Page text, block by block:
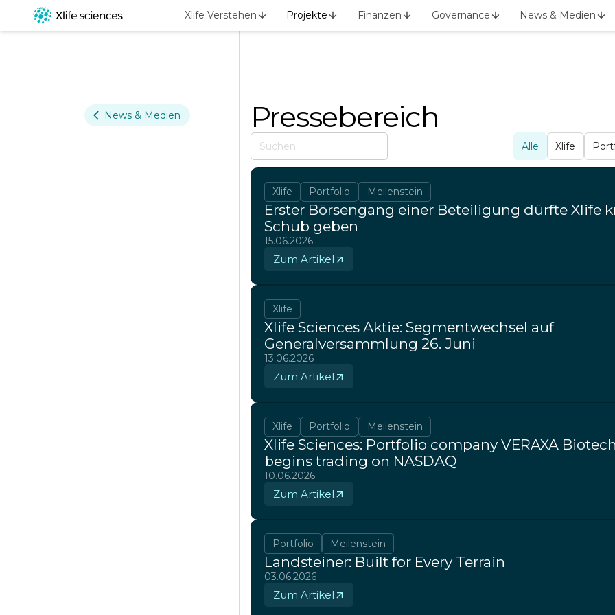
Xlife Verstehen Projekte Finanzen Governance News & Medien
News & Medien Pressebereich
Alle Xlife
Xlife Portfolio Meilenstein
Erster Börsengang einer Beteiligung dürfte Xlife
Schub geben
15.06.2026
Zum Artikel
Xlife
Xlife Sciences Aktie: Segmentwechsel auf
Generalversammlung 26. Juni
13.06.2026
Zum Artikel
Xlife Portfolio Meilenstein
Xlife Sciences: Portfolio company VERAXA
begins trading on NASDAQ
10.06.2026
Zum Artikel
Portfolio Meilenstein
Landsteiner: Built for Every Terrain
03.06.2026
Zum Artikel